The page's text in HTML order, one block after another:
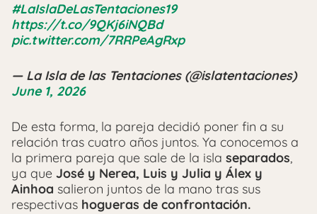
#LaIslaDeLasTentaciones19
https://t.co/9QKj6iNQBd
pic.twitter.com/7RRPeAgRxp
— La Isla de las Tentaciones (@islatentaciones)
June 1, 2026
De esta forma, la pareja decidió poner fin a su
relación tras cuatro años juntos. Ya conocemos a
la primera pareja que sale de la isla separados,
ya que José y Nerea, Luis y Julia y Álex y
Ainhoa salieron juntos de la mano tras sus
respectivas hogueras de confrontación.